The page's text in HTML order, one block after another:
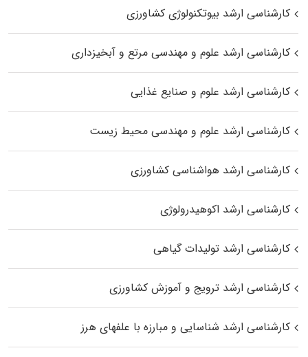
کارشناسی ارشد بیوتکنولوژی کشاورزی
کارشناسی ارشد علوم و مهندسی مرتع و آبخیزداری
کارشناسی ارشد علوم و صنایع غذایی
کارشناسی ارشد علوم و مهندسی محیط زیست
کارشناسی ارشد هواشناسی کشاورزی
کارشناسی ارشد اکوهیدرولوژی
کارشناسی ارشد تولیدات گیاهی
کارشناسی ارشد ترویج و آموزش کشاورزی
کارشناسی ارشد شناسایی و مبارزه با علفهای هرز